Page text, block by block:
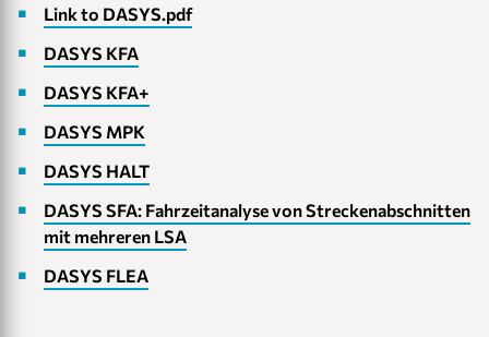
Link to DASYS.pdf
DASYS KFA
DASYS KFA+
DASYS MPK
DASYS HALT
DASYS SFA: Fahrzeitanalyse von Streckenabschnitten
mit mehreren LSA
DASYS FLEA